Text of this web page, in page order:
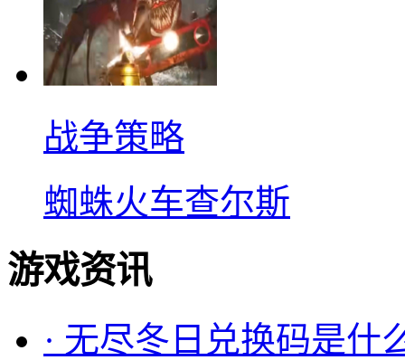
战争策略
蜘蛛火车查尔斯
游戏资讯
· 无尽冬日兑换码是什